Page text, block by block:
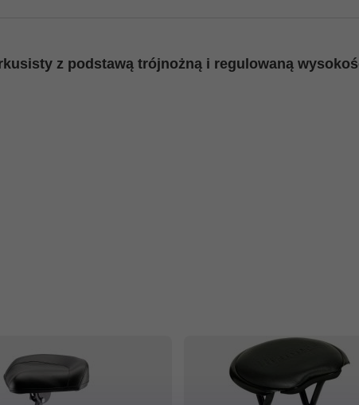
z podstawą trójnożną i regulowaną